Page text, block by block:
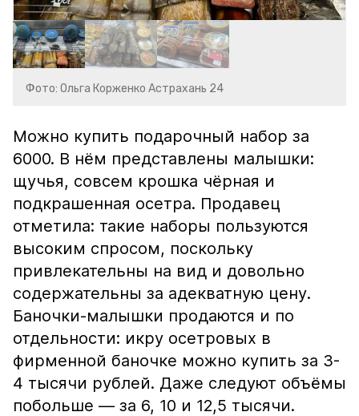
Фото: Ольга Корженко Астрахань 24
Можно купить подарочный набор за
6000. В нём представлены малышки:
щучья, совсем крошка чёрная и
подкрашенная осетра. Продавец
отметила: такие наборы пользуются
высоким спросом, поскольку
привлекательны на вид и довольно
содержательны за адекватную цену.
Баночки-малышки продаются и по
отдельности: икру осетровых в
фирменной баночке можно купить за 3-
4 тысячи рублей. Даже следуют объёмы
побольше — за 6, 10 и 12,5 тысячи.